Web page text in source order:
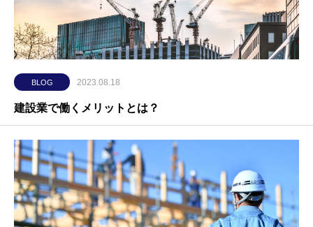
BLOG 2023.08.18
建設業で働くメリットとは？